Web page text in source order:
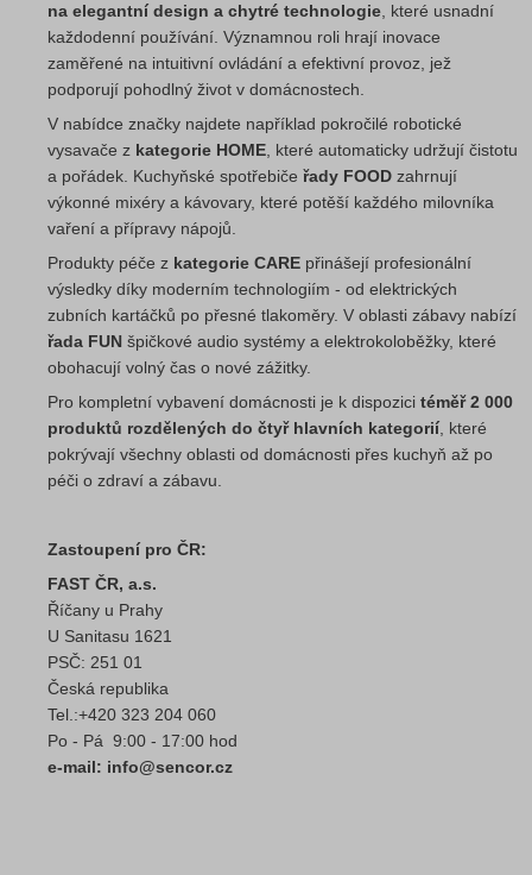
na elegantní design a chytré technologie , které usnadní
každodenní používání. Významnou roli hrají inovace
zaměřené na intuitivní ovládání a efektivní provoz, jež
podporují pohodlný život v domácnostech.
V nabídce značky najdete například pokročilé robotické
vysavače z kategorie HOME , které automaticky udržují čistotu
a pořádek. Kuchyňské spotřebiče řady FOOD zahrnují
výkonné mixéry a kávovary, které potěší každého milovníka
vaření a přípravy nápojů.
Produkty péče z kategorie CARE přinášejí profesionální
výsledky díky moderním technologiím - od elektrických
zubních kartáčků po přesné tlakoměry. V oblasti zábavy nabízí
řada FUN špičkové audio systémy a elektrokoloběžky, které
obohacují volný čas o nové zážitky.
Pro kompletní vybavení domácnosti je k dispozici téměř 2 000
produktů rozdělených do čtyř hlavních kategorií , které
pokrývají všechny oblasti od domácnosti přes kuchyň až po
péči o zdraví a zábavu.
Zastoupení pro ČR:
FAST ČR, a.s.
Říčany u Prahy
U Sanitasu 1621
PSČ: 251 01
Česká republika
Tel.:+420 323 204 060
Po - Pá 9:00 - 17:00 hod
e-mail: info@sencor.cz